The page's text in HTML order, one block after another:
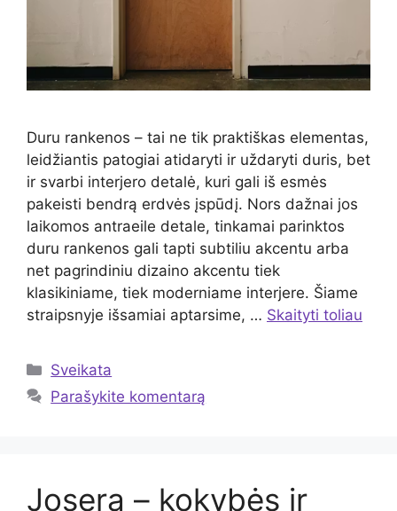
Duru rankenos – tai ne tik praktiškas elementas,
leidžiantis patogiai atidaryti ir uždaryti duris, bet
ir svarbi interjero detalė, kuri gali iš esmės
pakeisti bendrą erdvės įspūdį. Nors dažnai jos
laikomos antraeile detale, tinkamai parinktos
duru rankenos gali tapti subtiliu akcentu arba
net pagrindiniu dizaino akcentu tiek
klasikiniame, tiek moderniame interjere. Šiame
straipsnyje išsamiai aptarsime, … Skaityti toliau
Kategorijos
Sveikata
Parašykite komentarą
Josera – kokybės ir